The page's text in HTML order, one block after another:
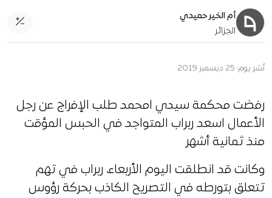
أم الخير حميدي
الجزائر
نُشر يوم: 25 ديسمبر 2019
رفضت محكمة سيدي امحمد طلب الإفراج عن رجل
الأعمال اسعد ربراب المتواجد في الحبس المؤقت
منذ ثمانية أشهر
وكانت قد انطلقت اليوم الأربعاء، ربراب في تهم
تتعلق بتورطه في التصريح الكاذب بحركة رؤوس